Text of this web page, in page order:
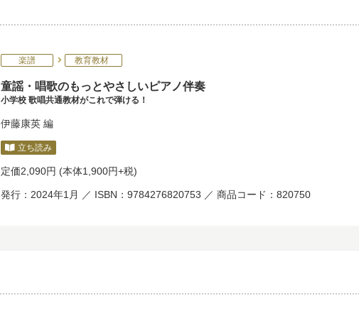
楽譜 教育教材
童謡・唱歌のもっとやさしいピアノ伴奏
小学校 歌唱共通教材がこれで弾ける！
伊藤康英 編
立ち読み
定価2,090円 (本体1,900円+税)
発行：2024年1月 ／ ISBN：9784276820753 ／ 商品コード：820750